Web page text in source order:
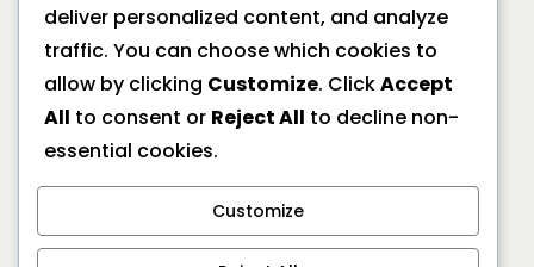
Documentation
Help Center
General FAQs
Offline Location
10/2A Ramanath Majumder Street, Kolkata 700009
deliver personalized content, and analyze
traffic. You can choose which cookies to
allow by clicking Customize. ClickAccept
All to consent or Reject All to decline non-
essential cookies.
Customize